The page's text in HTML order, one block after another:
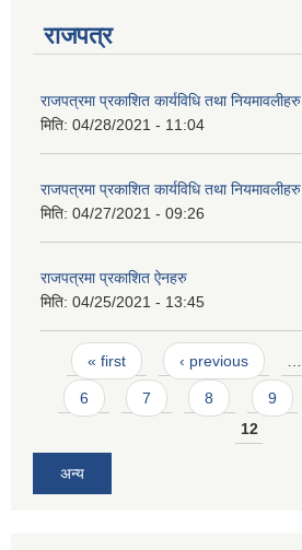
राजपत्र
राजपत्रमा प्रकाशित कार्यविधि तथा नियमावलीहरु
मिति: 04/28/2021 - 11:04
राजपत्रमा प्रकाशित कार्यविधि तथा नियमावलीहरु
मिति: 04/27/2021 - 09:26
राजपत्रमा प्रकाशित ऐनहरु
मिति: 04/25/2021 - 13:45
Pages
« first ‹ previous …
6 7 8 9
12
अन्य